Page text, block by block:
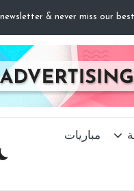
مباريات